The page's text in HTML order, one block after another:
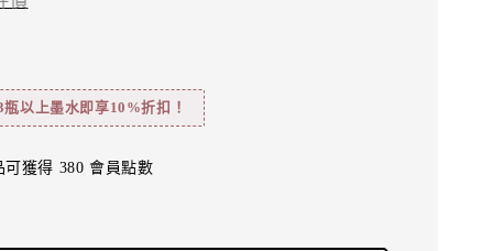
以上墨水即享10%折扣！
可獲得 380 會員點數